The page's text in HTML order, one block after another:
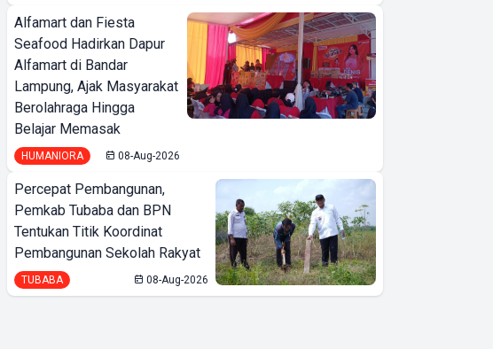
Alfamart dan Fiesta
Seafood Hadirkan Dapur
Alfamart di Bandar
Lampung, Ajak Masyarakat
Berolahraga Hingga
Belajar Memasak
HUMANIORA 08-Aug-2026
Percepat Pembangunan,
Pemkab Tubaba dan BPN
Tentukan Titik Koordinat
Pembangunan Sekolah Rakyat
TUBABA 08-Aug-2026